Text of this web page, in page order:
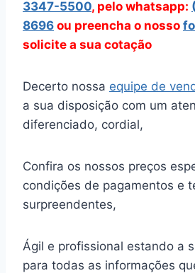
3347-5500, pelo whatsapp:
8696 ou preencha o nosso
solicite a sua cotação
Decerto nossa equipe de
a sua disposição com um
diferenciado, cordial,
Confira os nossos preços
condições de pagamentos e
surpreendentes,
Ágil e profissional estando a
para todas as informações